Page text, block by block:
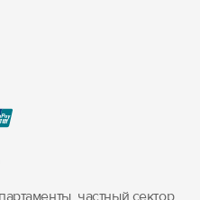
частный сектор.